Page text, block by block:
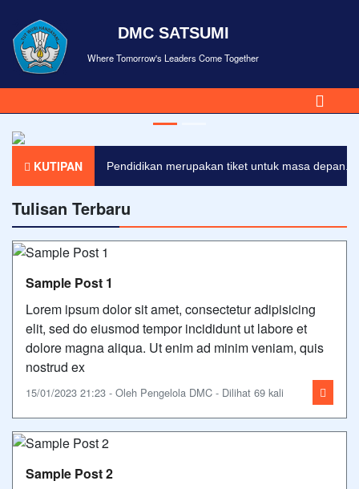
DMC SATSUMI
Where Tomorrow's Leaders Come Together
KUTIPAN Pendidikan merupakan tiket untuk masa depan.
Tulisan Terbaru
Sample Post 1
Lorem ipsum dolor sit amet, consectetur adipisicing
elit, sed do eiusmod tempor incididunt ut labore et
dolore magna aliqua. Ut enim ad minim veniam, quis
nostrud ex
15/01/2023 21:23 - Oleh Pengelola DMC - Dilihat 69 kali
Sample Post 2